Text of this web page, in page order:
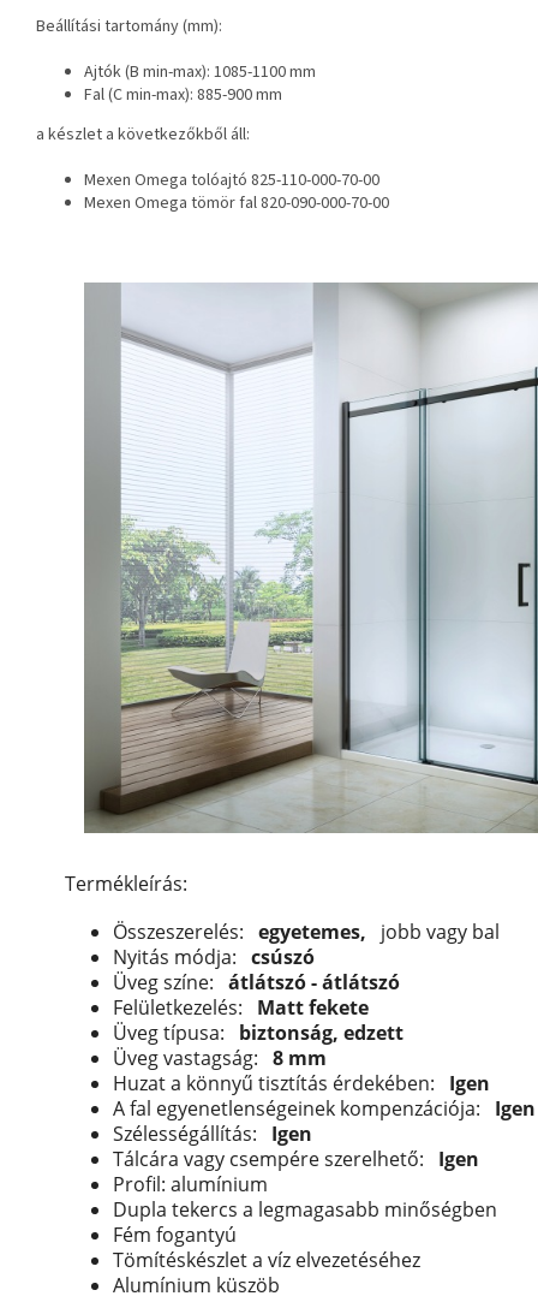
Beállítási tartomány (mm):
Ajtók (B min-max): 1085-1100 mm
Fal (C min-max): 885-900 mm
a készlet a következőkből áll:
Mexen Omega tolóajtó 825-110-000-70-00
Mexen Omega tömör fal 820-090-000-70-00
Termékleírás:
Összeszerelés: egyetemes,
jobb vagy bal
Nyitás módja: csúszó
Üveg színe: átlátszó - átlátszó
Felületkezelés:
Matt fekete
Üveg típusa:
biztonság, edzett
Üveg vastagság: 8 mm
Huzat a könnyű tisztítás érdekében:
Igen
A fal egyenetlenségeinek kompenzációja:
Igen
Szélességállítás:
Igen
Tálcára vagy csempére szerelhető:
Igen
Profil: alumínium
Dupla tekercs a legmagasabb minőségben
Fém fogantyú
Tömítéskészlet a víz elvezetéséhez
Alumínium küszöb